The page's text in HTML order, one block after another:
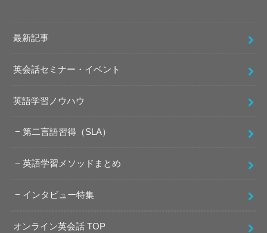
最新記事
英会話セミナー・イベント
英語学習ノウハウ
第二言語習得（SLA）
英語学習メソッドまとめ
インタビュー特集
オンライン英会話 TOP